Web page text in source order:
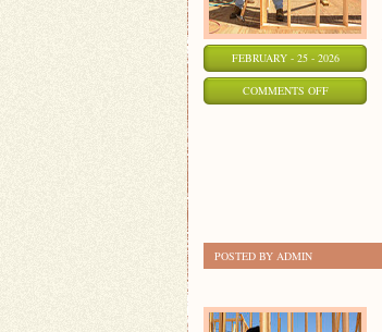
FEBRUARY - 25 - 2026
COMMENTS OFFON
POSTED BY ADMIN